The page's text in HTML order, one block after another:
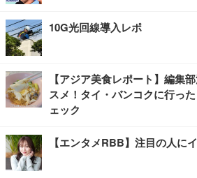
10G光回線導入レポ
【アジア美食レポート】編集
スメ！タイ・バンコクに行っ
ェック
【エンタメRBB】注目の人に